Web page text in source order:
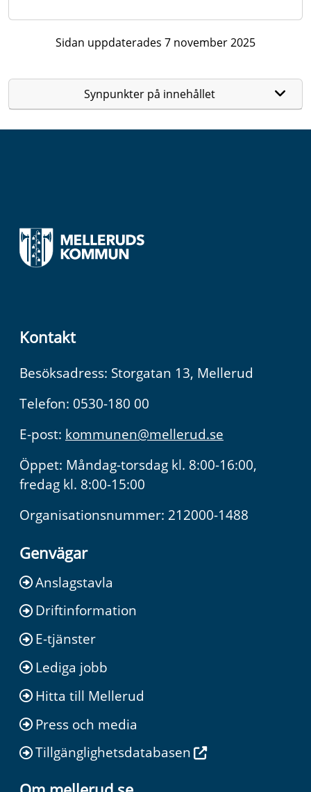
Sidan uppdaterades 7 november 2025
Synpunkter på innehållet
Kontakt
Besöksadress: Storgatan 13, Mellerud
Telefon: 0530-180 00
E-post: kommunen@mellerud.se
Öppet: Måndag-torsdag kl. 8:00-16:00,
fredag kl. 8:00-15:00
Organisationsnummer: 212000-1488
Genvägar
Anslagstavla
Driftinformation
E-tjänster
Lediga jobb
Hitta till Mellerud
Press och media
Tillgänglighetsdatabasen